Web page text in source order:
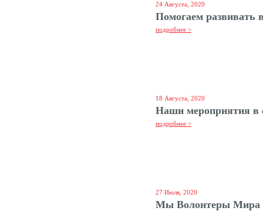
24 Августа, 2020
Помогаем развивать
подробнее >
18 Августа, 2020
Наши мероприятия в
подробнее >
27 Июля, 2020
Мы Волонтеры Мира